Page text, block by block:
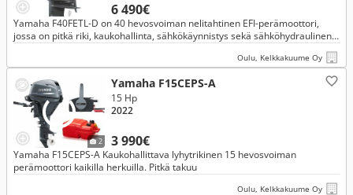
6 490€
Yamaha F40FETL-D on 40 hevosvoiman nelitahtinen EFI-perämoottori,
jossa on pitkä riki, kaukohallinta, sähkökäynnistys sekä sähköhydraulinen
Oulu, Kelkkakuume Oy
2
Yamaha F15CEPS-A
3 990€
15 Hp
2022
Yamaha F15CEPS-A Kaukohallittava lyhytrikinen 15 hevosvoiman
perämoottori kaikilla herkuilla. Pitkä takuu
Oulu, Kelkkakuume Oy